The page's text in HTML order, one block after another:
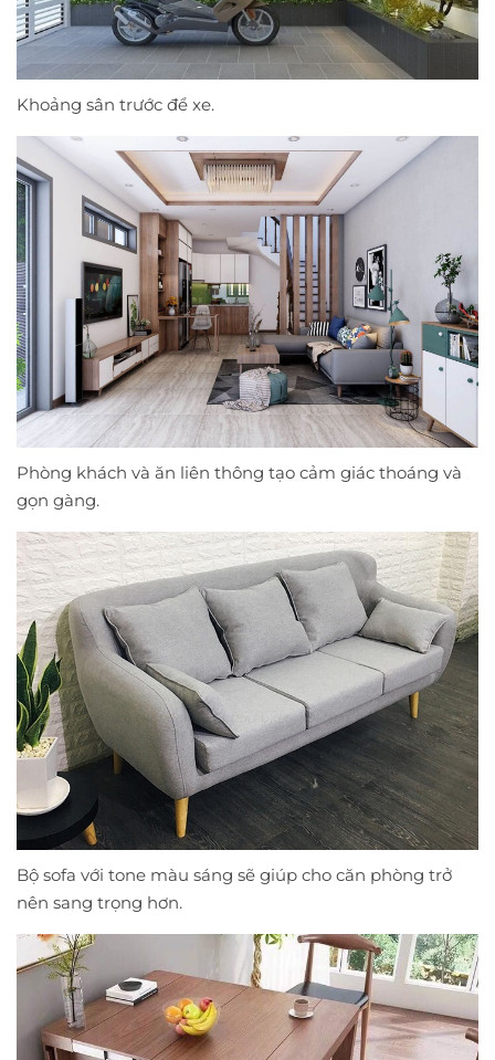
Khoảng sân trước để xe.
Phòng khách và ăn liên thông tạo cảm giác thoáng và
gọn gàng.
Bộ sofa với tone màu sáng sẽ giúp cho căn phòng trở
nên sang trọng hơn.